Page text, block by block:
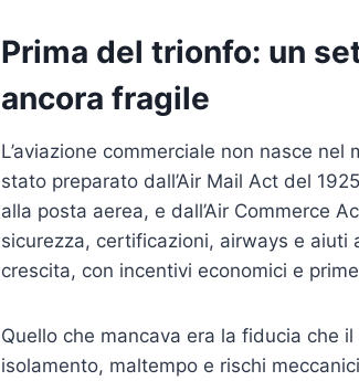
Prima del trionfo: un
ancora fragile
L’aviazione commerciale non nasce
stato preparato dall’Air Mail Act del
alla posta aerea, e dall’Air Commerce
sicurezza, certificazioni, airways e aiuti
crescita, con incentivi economici e
Quello che mancava era la fiducia che
isolamento, maltempo e rischi